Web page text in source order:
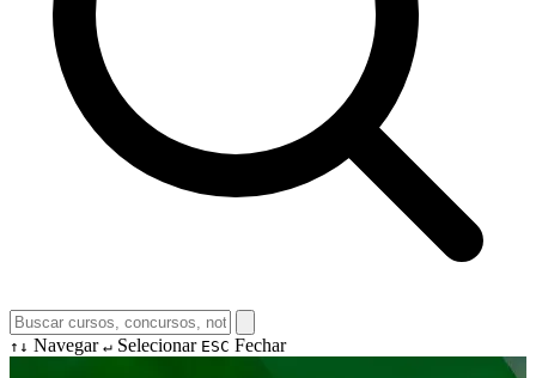
↑↓ Navegar ↵ Selecionar ESC Fechar